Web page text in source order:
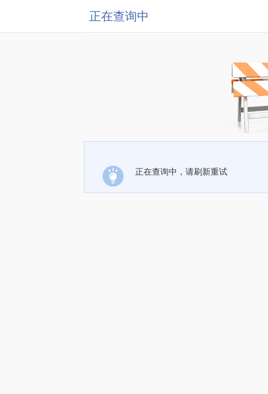
正在查询中
正在查询中，请刷新重试